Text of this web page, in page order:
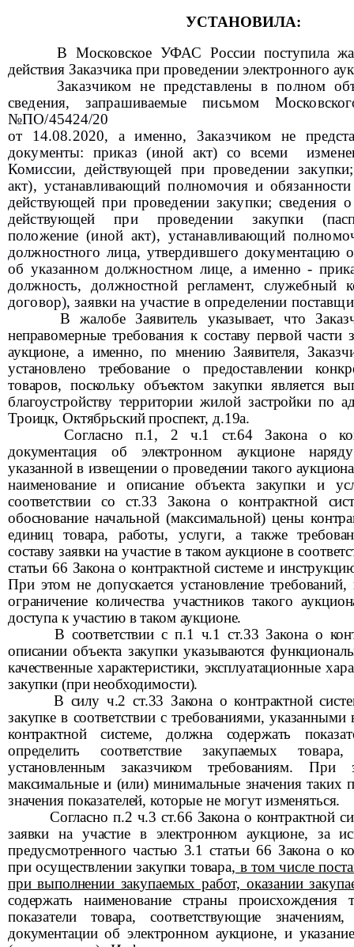
УСТАНОВИЛА:
В Московское УФАС России поступила
действия Заказчика при проведении электронного
Заказчиком не представлены в полном
сведения, запрашиваемые письмом
№ПО/45424/20
от 14.08.2020, а именно, Заказчиком не
документы: приказ (иной акт) со всеми
Комиссии, действующей при проведении
акт), устанавливающий полномочия и
действующей при проведении закупки; сведения
действующей при проведении закупки
положение (иной акт), устанавливающий
должностного лица, утвердившего документацию
об указанном должностном лице, а именно -
должность, должностной регламент, служебный
договор), заявки на участие в определении
В жалобе Заявитель указывает, что
неправомерные требования к составу первой части
аукционе, а именно, по мнению Заявителя,
установлено требование о предоставлении
товаров, поскольку объектом закупки является
благоустройству территории жилой застройки по
Троицк, Октябрьский проспект, д.19а.
Согласно п.1, 2 ч.1 ст.64 Закона о
документация об электронном аукционе
указанной в извещении о проведении такого
наименование и описаниеобъекта закупки и
соответствии со ст.33 Закона о контрактной
обоснование начальной (максимальной) цены
единиц товара, работы, услуги, а также
составу заявки на участие в таком аукционе в
статьи 66 Закона о контрактной системе и
При этом не допускается установление
ограничение количества участников такого
доступа к участию в таком аукционе.
В соответствии с п.1 ч.1 ст.33 Закона о
описании объекта закупки указываются
качественные характеристики, эксплуатационные
закупки (при необходимости).
В силу ч.2 ст.33 Закона о контрактной
закупке в соответствии с требованиями,
контрактной системе, должна содержать
определить соответствие закупаемых
установленным заказчиком требованиям. При
максимальные и (или) минимальные значения таких
значения показателей, которые не могут изменяться.
Согласно п.2 ч.3 ст.66 Закона о контрактной
заявки на участие в электронном аукционе, за
предусмотренного частью 3.1 статьи 66 Закона о
при осуществлении закупки товара, в том числе
при выполнении закупаемых работ, оказании
содержать наименование страны происхождения
показатели товара, соответствующие
документации об электронном аукционе, и